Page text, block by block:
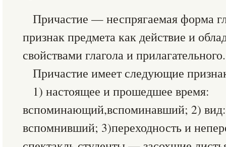
Причастие — неспрягаемая форма
признак предмета как действие и
свойствами глагола и прилагательного.
Причастие имеет следующие
1) настоящее и прошедшее время:
вспоминающий,вспоминавший; 2)
вспомнивший; 3)переходность и